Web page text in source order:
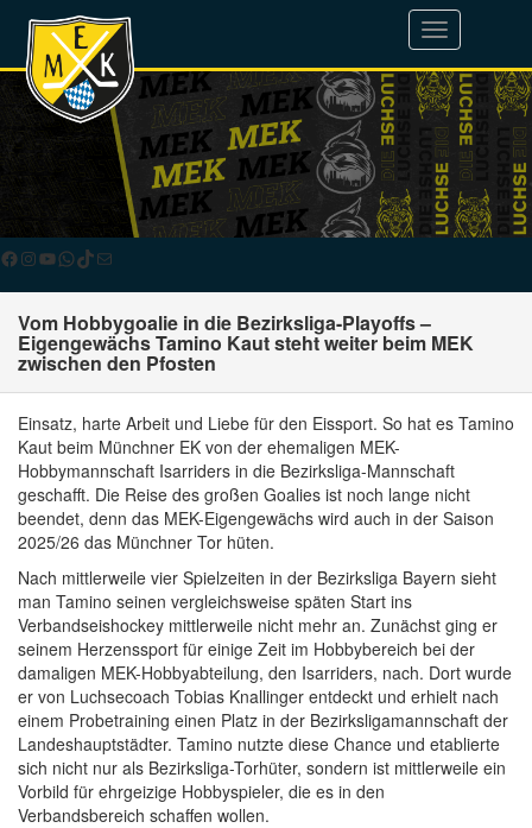
Toggle
navigation
Facebook
Instagram
YouTube
WhatsApp
TikTok
E-Mail
Vom Hobbygoalie in die Bezirksliga-Playoffs –
Eigengewächs Tamino Kaut steht weiter beim MEK
zwischen den Pfosten
Einsatz, harte Arbeit und Liebe für den Eissport. So hat es Tamino
Kaut beim Münchner EK von der ehemaligen MEK-
Hobbymannschaft Isarriders in die Bezirksliga-Mannschaft
geschafft. Die Reise des großen Goalies ist noch lange nicht
beendet, denn das MEK-Eigengewächs wird auch in der Saison
2025/26 das Münchner Tor hüten.
Nach mittlerweile vier Spielzeiten in der Bezirksliga Bayern sieht
man Tamino seinen vergleichsweise späten Start ins
Verbandseishockey mittlerweile nicht mehr an. Zunächst ging er
seinem Herzenssport für einige Zeit im Hobbybereich bei der
damaligen MEK-Hobbyabteilung, den Isarriders, nach. Dort wurde
er von Luchsecoach Tobias Knallinger entdeckt und erhielt nach
einem Probetraining einen Platz in der Bezirksligamannschaft der
Landeshauptstädter. Tamino nutzte diese Chance und etablierte
sich nicht nur als Bezirksliga-Torhüter, sondern ist mittlerweile ein
Vorbild für ehrgeizige Hobbyspieler, die es in den
Verbandsbereich schaffen wollen.